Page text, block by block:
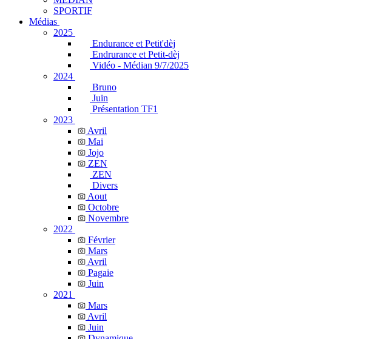
SPORTIF
Médias
2025
Endurance et Petit'dèj
Endrurance et Petit-dèj
Vidéo - Médian 9/7/2025
2024
Bruno
Juin
Présentation TF1
2023
Avril
Mai
Jojo
ZEN
ZEN
Divers
Aout
Octobre
Novembre
2022
Février
Mars
Avril
Pagaie
Juin
2021
Mars
Avril
Juin